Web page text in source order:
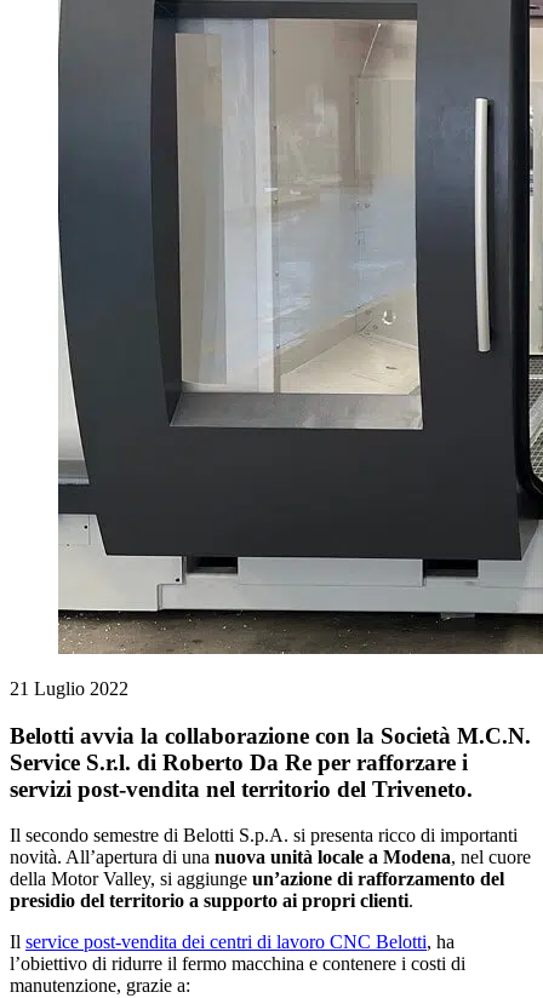
21 Luglio 2022
Belotti avvia la collaborazione con la Società M.C.N.
Service S.r.l. di Roberto Da Re per rafforzare i
servizi post-vendita nel territorio del Triveneto.
Il secondo semestre di Belotti S.p.A. si presenta ricco di importanti
novità. All’apertura di una nuova unità locale a Modena, nel cuore
della Motor Valley, si aggiunge un’azione di rafforzamento del
presidio del territorio a supporto ai propri clienti.
Il service post-vendita dei centri di lavoro CNC Belotti, ha
l’obiettivo di ridurre il fermo macchina e contenere i costi di
manutenzione, grazie a: